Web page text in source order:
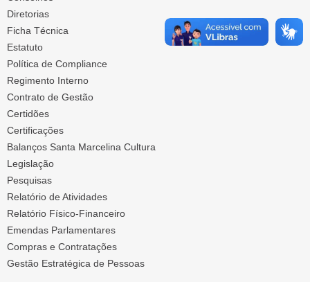
Diretorias
Ficha Técnica
Estatuto
Política de Compliance
Regimento Interno
Contrato de Gestão
Certidões
Certificações
Balanços Santa Marcelina Cultura
Legislação
Pesquisas
Relatório de Atividades
Relatório Físico-Financeiro
Emendas Parlamentares
Compras e Contratações
Gestão Estratégica de Pessoas